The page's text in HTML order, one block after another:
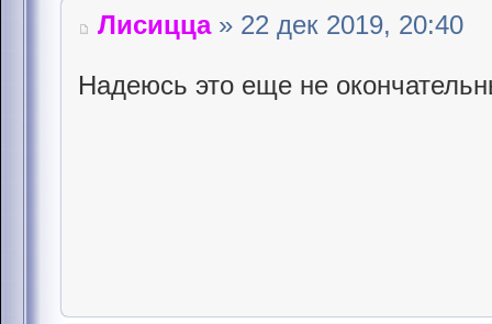
Лисицца» 22 дек 2019, 20:40
Надеюсь это еще не